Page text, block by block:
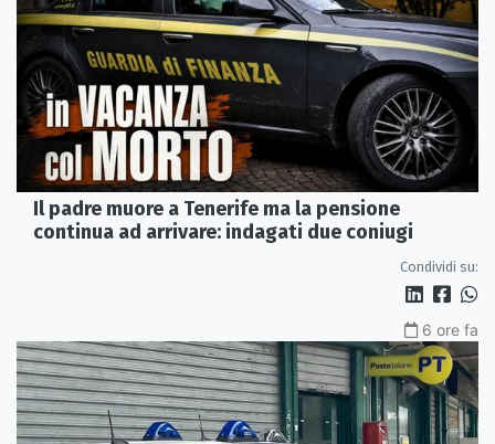
Il padre muore a Tenerife ma la pensione
continua ad arrivare: indagati due coniugi
Condividi su:
6 ore fa